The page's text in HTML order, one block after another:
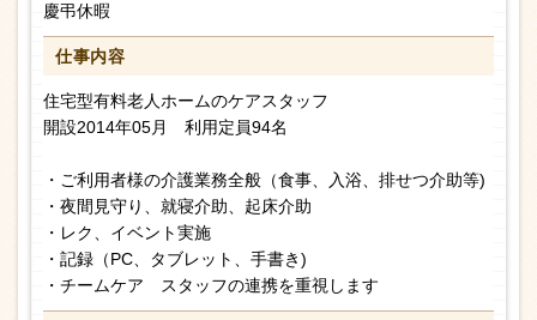
慶弔休暇
仕事内容
住宅型有料老人ホームのケアスタッフ
開設2014年05月 利用定員94名
・ご利用者様の介護業務全般（食事、入浴、排せつ介助等)
・夜間見守り、就寝介助、起床介助
・レク、イベント実施
・記録（PC、タブレット、手書き)
・チームケア スタッフの連携を重視します